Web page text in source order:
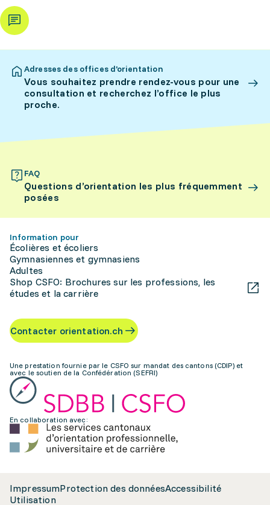
Adresses des offices d’orientation
Vous souhaitez prendre rendez-vous pour une
consultation et recherchez l’office le plus
proche.
FAQ
Questions d’orientation les plus fréquemment
posées
Information pour
Écolières et écoliers
Gymnasiennes et gymnasiens
Adultes
Shop CSFO: Brochures sur les professions, les
études et la carrière
Contacter orientation.ch
Une prestation fournie par le CSFO sur mandat des cantons (CDIP) et
avec le soutien de la Confédération (SEFRI)
En collaboration avec:
ImpressumProtection des donnéesAccessibilité
Utilisation